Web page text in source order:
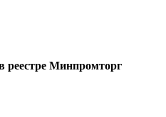
реестре Минпромторг